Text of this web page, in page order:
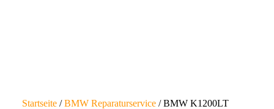
Startseite /BMW Reparaturservice / BMW K1200LT